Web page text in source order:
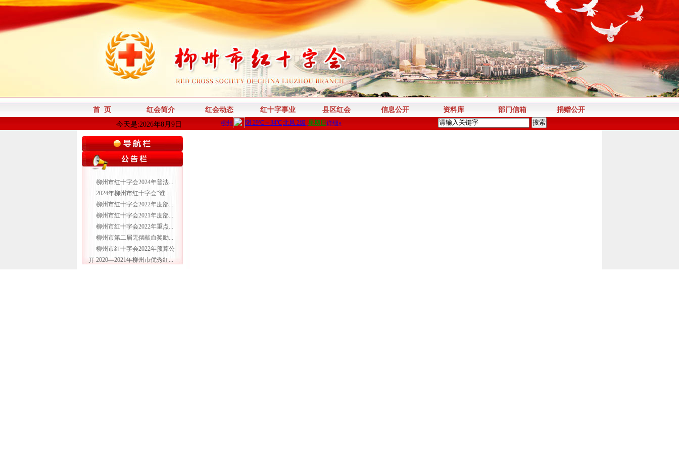
首 页 红会简介 红会动态 红十字事业 县区红会 信息公开 资料库 部门信箱
捐赠公开
今天是:2026年8月9日
柳州市红十字会2024年普法...
2024年柳州市红十字会“谁...
柳州市红十字会2022年度部...
柳州市红十字会2021年度部...
柳州市红十字会2022年重点...
柳州市第二届无偿献血奖励...
柳州市红十字会2022年预算公
开 2020—2021年柳州市优秀红...